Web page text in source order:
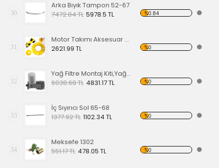
30
Arka Bıyık Tampon 52-67
7472.84 TL 5978.5 TL %0.84
31
Motor Takımı Aksesuar Kiti Sarı
2621.99 TL
%0
32
Yağ Filtre Montaj Kiti,Yağ Filtresi Dahil
6038.68 TL 4831.17 TL %0
33
İç Sıyırıcı Sol 65-68
1377.92 TL 1102.34 TL %0
34
Meksefe 1302
551.17 TL 478.05 TL %0